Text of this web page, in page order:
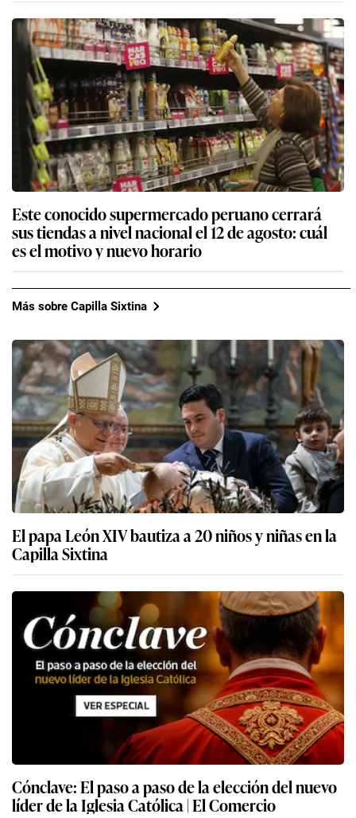
Este conocido supermercado peruano cerrará
sus tiendas a nivel nacional el 12 de agosto: cuál
es el motivo y nuevo horario
Más sobre Capilla Sixtina
El papa León XIV bautiza a 20 niños y niñas en la
Capilla Sixtina
Cónclave: El paso a paso de la elección del nuevo
líder de la Iglesia Católica | El Comercio